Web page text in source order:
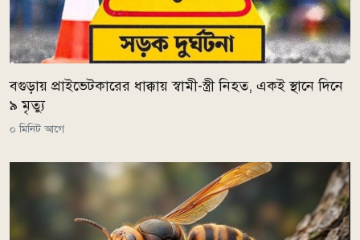
বগুড়ায় প্রাইভেটকারের ধাক্কায় স্বামী-স্ত্রী নিহত, একই স্থানে দিনে
৯ মৃত্যু
০ মিনিট আগে